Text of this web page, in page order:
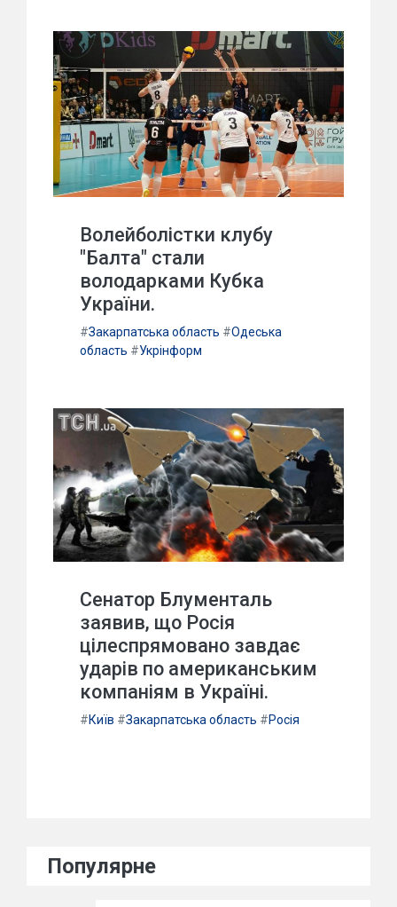
Волейболістки клубу
"Балта" стали
володарками Кубка
України.
#Закарпатська область #Одеська
область #Укрінформ
Сенатор Блументаль
заявив, що Росія
цілеспрямовано завдає
ударів по американським
компаніям в Україні.
#Київ #Закарпатська область #Росія
Популярне